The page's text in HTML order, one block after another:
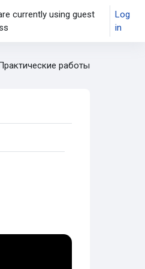
currently using guest
Log
in
работы